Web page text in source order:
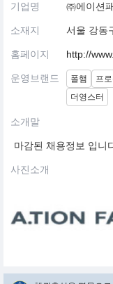
기업명 ㈜에이션
소재지 서울 강동
홈페이지 http://
운영브랜드 폴햄 프
더영스터
소개말
마감된 채용정보 입니
사진소개